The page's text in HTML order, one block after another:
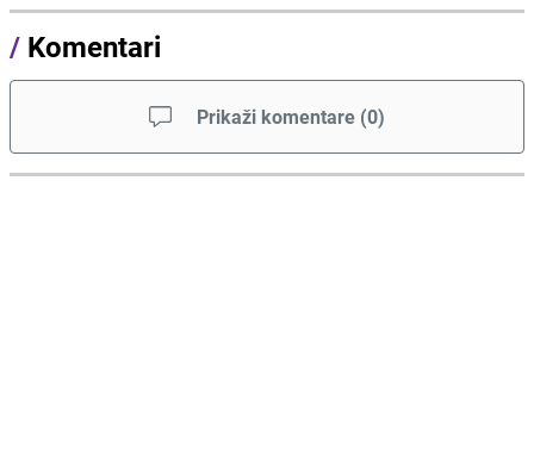
/ Komentari
Prikaži komentare (0)